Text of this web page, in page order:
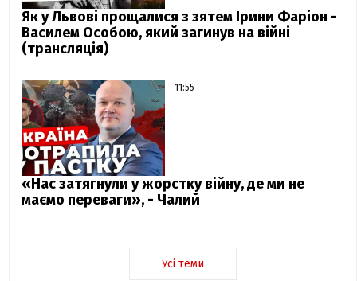
Як у Львові прощалися з зятем Ірини Фаріон -
Василем Особою, який загинув на війні
(трансляція)
11:55
«Нас затягнули у жорстку війну, де ми не
маємо переваги», - Чалий
Усі теми